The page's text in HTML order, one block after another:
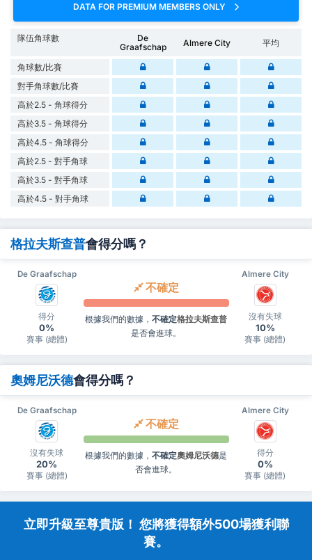
DATA FOR PREMIUM MEMBERS ONLY
隊伍角球數
De
Graafschap
Almere City 平均
角球數/比賽
對手角球數/比賽
高於2.5 - 角球得分
高於3.5 - 角球得分
高於4.5 - 角球得分
高於2.5 - 對手角球
高於3.5 - 對手角球
高於4.5 - 對手角球
格拉夫斯查普會得分嗎？
De Graafschap Almere City
得分
0%
賽事 (總體)
不確定
根據我們的數據， 不確定格拉夫斯查普
是否會進球。
沒有失球
10%
賽事 (總體)
奧姆尼沃德會得分嗎？
De Graafschap Almere City
沒有失球
20%
賽事 (總體)
不確定
根據我們的數據， 不確定奧姆尼沃德是
否會進球。
得分
0%
賽事 (總體)
立即升級至尊貴版！ 您將獲得額外500場獲利聯
賽。